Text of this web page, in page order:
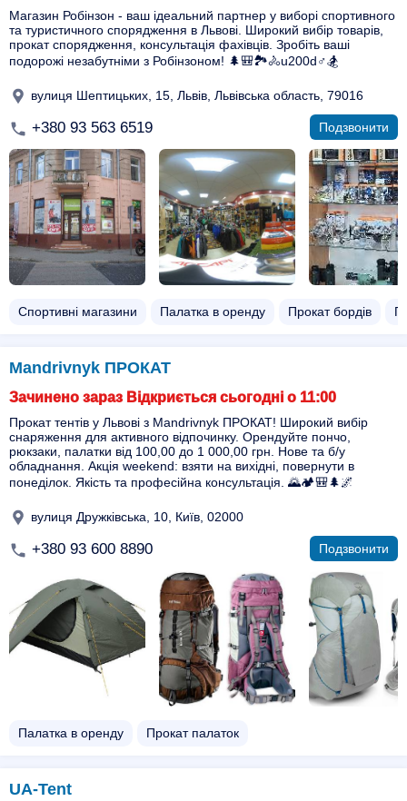
Магазин Робінзон - ваш ідеальний партнер у виборі спортивного
та туристичного спорядження в Львові. Широкий вибір товарів,
прокат спорядження, консультація фахівців. Зробіть ваші
подорожі незабутніми з Робінзоном! 🌲🎒🏞️🚴u200d♂️🏂
вулиця Шептицьких, 15, Львів, Львівська область, 79016
+380 93 563 6519 Подзвонити
Спортивні магазини Палатка в оренду Прокат бордів
Mandrivnyk ПРОКАТ
Зачинено зараз Відкриється сьогодні о 11:00
Прокат тентів у Львові з Mandrivnyk ПРОКАТ! Широкий вибір
снаряження для активного відпочинку. Орендуйте пончо,
рюкзаки, палатки від 100,00 до 1 000,00 грн. Нове та б/у
обладнання. Акція weekend: взяти на вихідні, повернути в
понеділок. Якість та професійна консультація. 🌄🏕️🎒🌲🌌
вулиця Дружківська, 10, Київ, 02000
+380 93 600 8890 Подзвонити
Палатка в оренду Прокат палаток
UA-Tent